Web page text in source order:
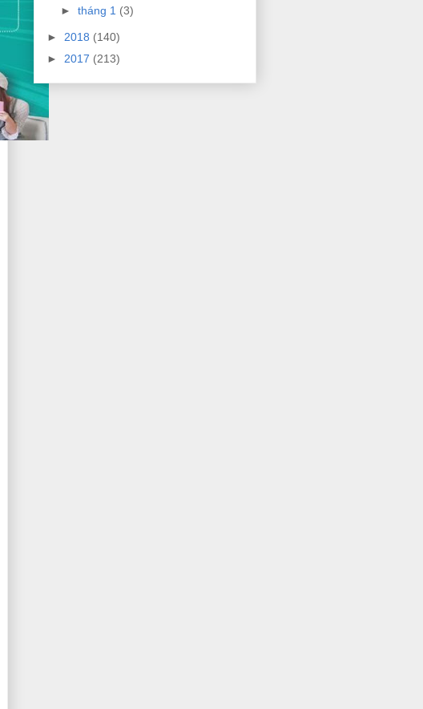
► tháng 1 (3)
► 2018 (140)
► 2017 (213)